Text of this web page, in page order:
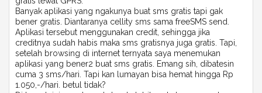
Banyak aplikasi yang ngakunya buat sms gratis tapi gak
bener gratis. Diantaranya cellity sms sama freeSMS send.
Aplikasi tersebut menggunakan credit, sehingga jika
creditnya sudah habis maka sms gratisnya juga gratis. Tapi,
setelah browsing di internet ternyata saya menemukan
aplikasi yang bener2 buat sms gratis. Emang sih, dibatesin
cuma 3 sms/hari. Tapi kan lumayan bisa hemat hingga Rp
1.050,-/hari. betul tidak?